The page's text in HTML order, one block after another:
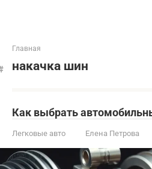
Главная
накачка шин
Как выбрать
Легковые авто Елена Петрова